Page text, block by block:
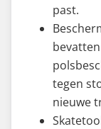
past.
tegen
nieuwe